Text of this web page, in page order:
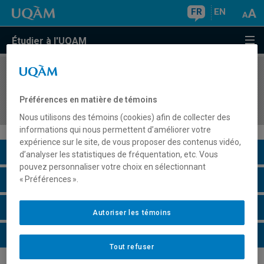
FR EN
Étudier à l'UQAM
COURS//
historiques
Description du cours
Horaire - Été 2026
Horaire - Automne 2026
Horaire - Hiver 2027
Préférences en matière de témoins
Nous utilisons des témoins (cookies) afin de collecter des
informations qui nous permettent d’améliorer votre
expérience sur le site, de vous proposer des contenus vidéo,
d’analyser les statistiques de fréquentation, etc. Vous
pouvez personnaliser votre choix en sélectionnant
« Préférences ».
Tout refuser
Autoriser les témoins